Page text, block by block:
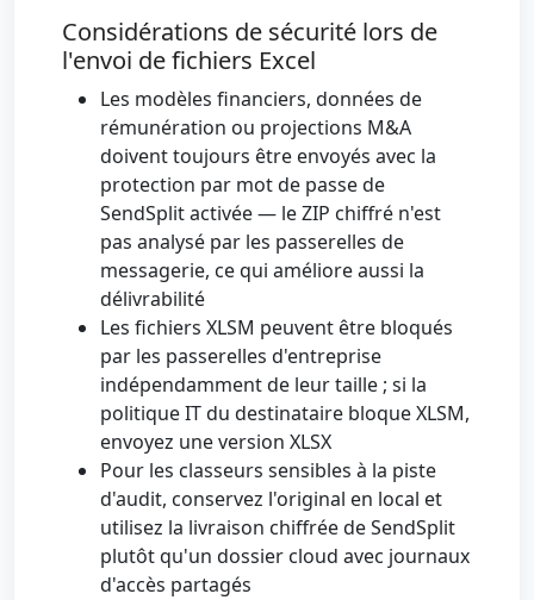
Considérations de sécurité lors de
l'envoi de fichiers Excel
Les modèles financiers, données de
rémunération ou projections M&A
doivent toujours être envoyés avec la
protection par mot de passe de
SendSplit activée — le ZIP chiffré n'est
pas analysé par les passerelles de
messagerie, ce qui améliore aussi la
délivrabilité
Les fichiers XLSM peuvent être bloqués
par les passerelles d'entreprise
indépendamment de leur taille ; si la
politique IT du destinataire bloque XLSM,
envoyez une version XLSX
Pour les classeurs sensibles à la piste
d'audit, conservez l'original en local et
utilisez la livraison chiffrée de SendSplit
plutôt qu'un dossier cloud avec journaux
d'accès partagés